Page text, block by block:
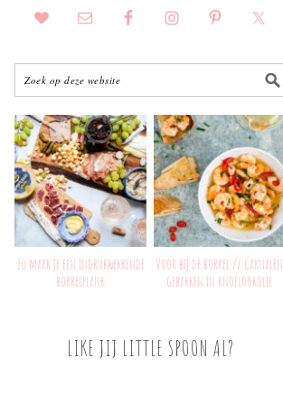
Zo maak je een indrukwekkende
borrelplank
Voor bij de borrel // Garnalen
gebakken in knoflookolie
LIKE JIJ LITTLE SPOON AL?